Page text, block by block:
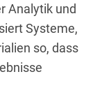
Analytik und
Systeme,
so, dass